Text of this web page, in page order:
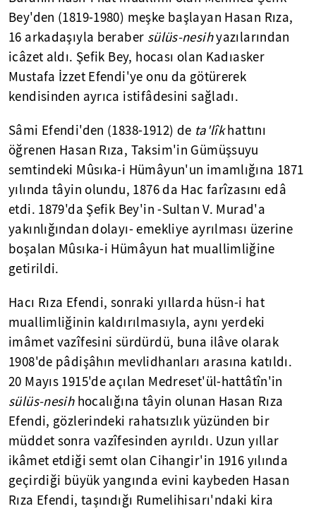
Bey'den (1819-1980) meşke başlayan Hasan Rıza,
16 arkadaşıyla beraber sülüs-nesihyazılarından
icâzet aldı. Şefik Bey, hocası olan Kadıasker
Mustafa İzzet Efendi'ye onu da götürerek
kendisinden ayrıca istifâdesini sağladı.
Sâmi Efendi'den (1838-1912) de ta'lîkhattını
öğrenen Hasan Rıza, Taksim'in Gümüşsuyu
semtindeki Mûsıka-i Hümâyun'un imamlığına 1871
yılında tâyin olundu, 1876 da Hac farîzasını edâ
etdi. 1879'da Şefik Bey'in -Sultan V. Murad'a
yakınlığından dolayı- emekliye ayrılması üzerine
boşalan Mûsıka-i Hümâyun hat muallimliğine
getirildi.
Hacı Rıza Efendi, sonraki yıllarda hüsn-i hat
muallimliğinin kaldırılmasıyla, aynı yerdeki
imâmet vazîfesini sürdürdü, buna ilâve olarak
1908'de pâdişâhın mevlidhanları arasına katıldı.
20 Mayıs 1915'de açılan Medreset'ül-hattâtîn'in
sülüs-nesih hocalığına tâyin olunan Hasan Rıza
Efendi, gözlerindeki rahatsızlık yüzünden bir
müddet sonra vazîfesinden ayrıldı. Uzun yıllar
ikâmet etdiği semt olan Cihangir'in 1916 yılında
geçirdiği büyük yangında evini kaybeden Hasan
Rıza Efendi, taşındığı Rumelihisarı'ndaki kira